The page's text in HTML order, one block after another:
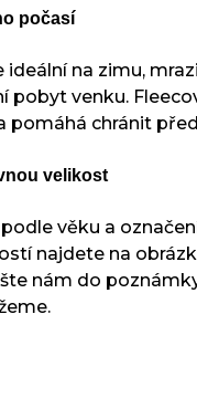
počasí
ideální na zimu,
pobyt venku.
pomáhá chránit
velikost
věku a
najdete na
nám do